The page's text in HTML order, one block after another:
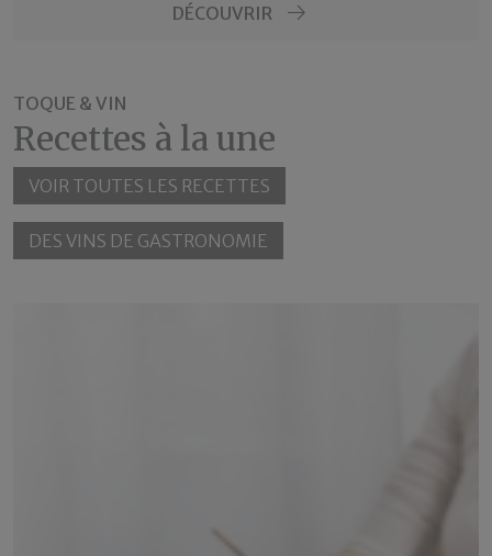
DÉCOUVRIR
TOQUE & VIN
Recettes à la une
VOIR TOUTES LES RECETTES
DES VINS DE GASTRONOMIE